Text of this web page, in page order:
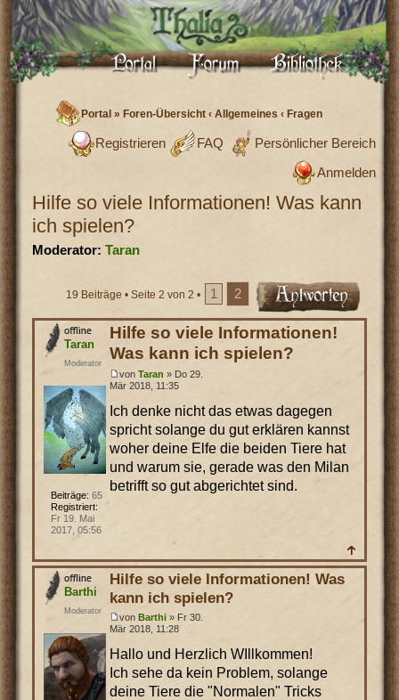
Portal »Foren-Übersicht ‹ Allgemeines ‹ Fragen
Persönlicher Bereich
FAQ
Registrieren
Anmelden
Hilfe so viele Informationen! Was kann
ich spielen?
Moderator: Taran
19 Beiträge • Seite 2 von 2 • 1 2
Hilfe so viele Informationen!
Was kann ich spielen?
von Taran » Do 29.
Mär 2018, 11:35
Ich denke nicht das etwas dagegen
spricht solange du gut erklären kannst
woher deine Elfe die beiden Tiere hat
und warum sie, gerade was den Milan
betrifft so gut abgerichtet sind.
Taran
Moderator
Beiträge: 65
Registriert:
Fr 19. Mai
2017, 05:56
Hilfe so viele Informationen! Was
kann ich spielen?
von Barthi» Fr 30.
Mär 2018, 11:28
Hallo und Herzlich WIllkommen!
Ich sehe da kein Problem, solange
deine Tiere die "Normalen" Tricks
Barthi
Moderator